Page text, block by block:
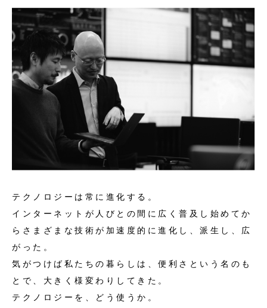
テクノロジーは常に進化する。
インターネットが人びとの間に広く普及し始めてか
ら さまざまな技術が加速度的に進化し、派生し、広
がった。
気がつけば私たちの暮らしは、 便利さという名のも
とで、大きく様変わりしてきた。
テクノロジーを、どう使うか。